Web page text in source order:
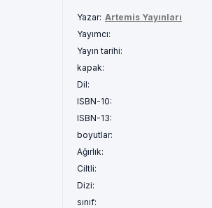
Yazar: Artemis Yayınları
Yayımcı:
Yayın tarihi:
kapak:
Dil:
ISBN-10:
ISBN-13:
boyutlar:
Ağırlık:
Ciltli:
Dizi:
sınıf: